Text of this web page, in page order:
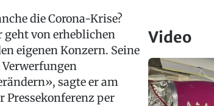
die Corona-Krise?
von erheblichen
eigenen Konzern. Seine
Verwerfungen
sagte er am
Pressekonferenz per
Video